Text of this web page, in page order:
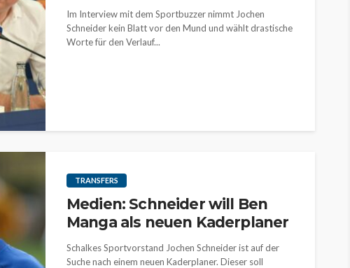
Im Interview mit dem Sportbuzzer nimmt Jochen
Schneider kein Blatt vor den Mund und wählt drastische
Worte für den Verlauf...
TRANSFERS
Medien: Schneider will Ben
Manga als neuen Kaderplaner
Schalkes Sportvorstand Jochen Schneider ist auf der
Suche nach einem neuen Kaderplaner. Dieser soll